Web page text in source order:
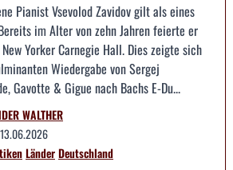
Pianist Vsevolod Zavidov gilt als eines
im Alter von zehn Jahren feierte er
Yorker Carnegie Hall. Dies zeigte sich
Wiedergabe von Sergej
Gavotte & Gigue nach Bachs E-Du...
WALTHER
13.06.2026
LänderDeutschland